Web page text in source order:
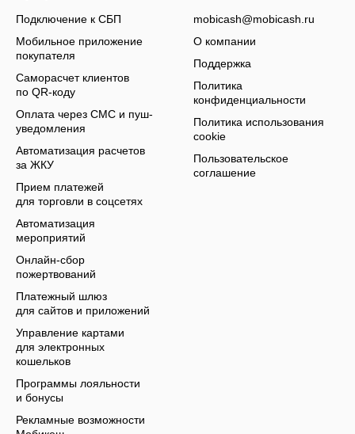
Подключение к СБП
Мобильное приложение
покупателя
Саморасчет клиентов
по QR-коду
Оплата через СМС и пуш-
уведомления
Автоматизация расчетов
за ЖКУ
Прием платежей
для торговли в соцсетях
Автоматизация
мероприятий
Онлайн-сбор
пожертвований
Платежный шлюз
для сайтов и приложений
Управление картами
для электронных
кошельков
Программы лояльности
и бонусы
Рекламные возможности
mobicash@mobicash.ru
О компании
Поддержка
Политика
конфиденциальности
Политика использования
cookie
Пользовательское
соглашение